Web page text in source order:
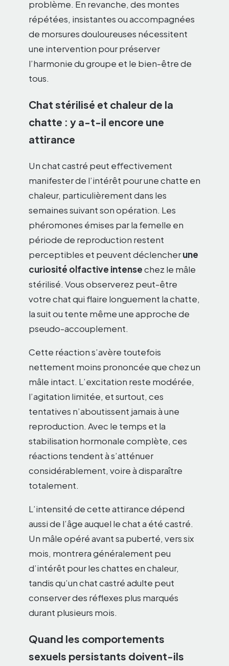
problème. En revanche, des montes
répétées, insistantes ou accompagnées
de morsures douloureuses nécessitent
une intervention pour préserver
l’harmonie du groupe et le bien-être de
tous.
Chat stérilisé et chaleur de la
chatte : y a-t-il encore une
attirance
Un chat castré peut effectivement
manifester de l’intérêt pour une chatte en
chaleur, particulièrement dans les
semaines suivant son opération. Les
phéromones émises par la femelle en
période de reproduction restent
perceptibles et peuvent déclencherune
curiosité olfactive intensechez le mâle
stérilisé. Vous observerez peut-être
votre chat qui flaire longuement la chatte,
la suit ou tente même une approche de
pseudo-accouplement.
Cette réaction s’avère toutefois
nettement moins prononcée que chez un
mâle intact. L’excitation reste modérée,
l’agitation limitée, et surtout, ces
tentatives n’aboutissent jamais à une
reproduction. Avec le temps et la
stabilisation hormonale complète, ces
réactions tendent à s’atténuer
considérablement, voire à disparaître
totalement.
L’intensité de cette attirance dépend
aussi de l’âge auquel le chat a été castré.
Un mâle opéré avant sa puberté, vers six
mois, montrera généralement peu
d’intérêt pour les chattes en chaleur,
tandis qu’un chat castré adulte peut
conserver des réflexes plus marqués
durant plusieurs mois.
Quand les comportements
sexuels persistants doivent-ils